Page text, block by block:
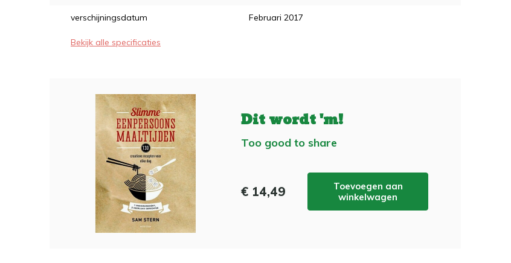
verschijningsdatum Februari 2017
Bekijk alle specificaties
Dit wordt 'm!
Too good to share
€ 14,49
Toevoegen aan
winkelwagen